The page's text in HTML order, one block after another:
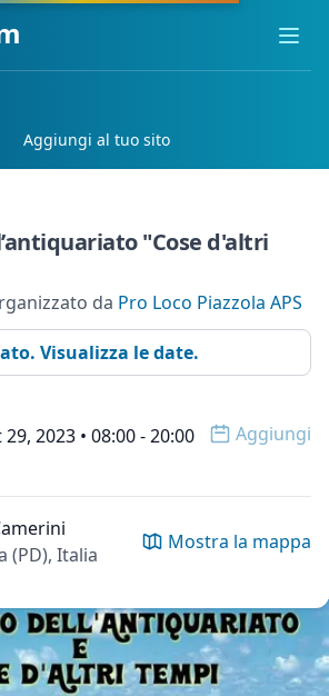
Aggiungi al tuo sito
"Cose d'altri
da Pro Loco Piazzola APS
Visualizza le date.
2023 • 08:00 - 20:00 Open
Aggiungi
(PD), Italia
Mostra la mappa